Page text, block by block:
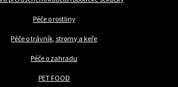
Péče o rostliny
Péče o trávník, stromy a keře
Péče o zahradu
PET FOOD